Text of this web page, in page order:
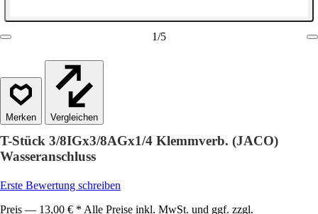
1/5
Vergleichen
T-Stück 3/8IGx3/8AGx1/4 Klemmverb. (JACO)
Wasseranschluss
Erste Bewertung schreiben
Preis — 13,00 € * Alle Preise inkl. MwSt. und ggf. zzgl.